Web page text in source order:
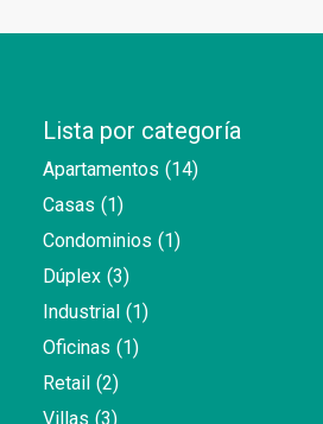
Lista por categoría
Apartamentos (14)
Casas (1)
Condominios (1)
Dúplex (3)
Industrial (1)
Oficinas (1)
Retail (2)
Villas (3)